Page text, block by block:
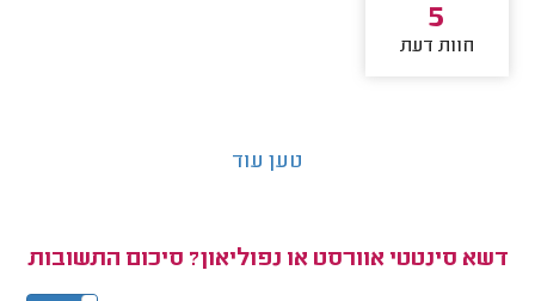
5
חוות דעת
טען עוד
דשא סינטטי אוורסט או נפוליאון? סיכום התשובות